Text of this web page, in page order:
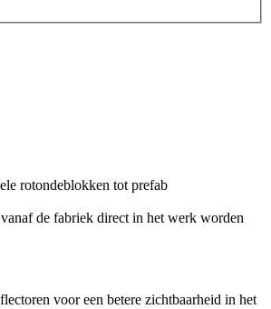
rotondeblokken tot prefab
de fabriek direct in het werk worden
voor een betere zichtbaarheid in het